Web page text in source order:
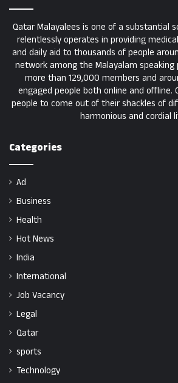
Qatar Malayalees is one of a substantial
relentlessly operates in providing
and daily aid to thousands of people
network among the Malayalam
more than 129,000 members and
engaged people both online and offline.
people to come out of their shackles of
harmonious and cordial
Categories
Ad
Business
Health
Hot News
India
International
Job Vacancy
Legal
Qatar
sports
Technology